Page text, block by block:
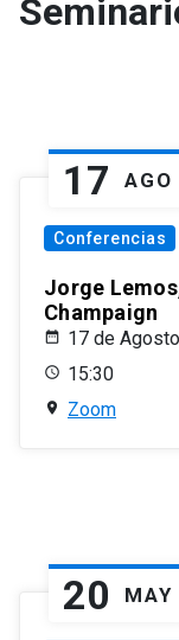
17 AGO
Conferencias
Jorge
Champaign
17 de
15:30
Zoom
20 MAY